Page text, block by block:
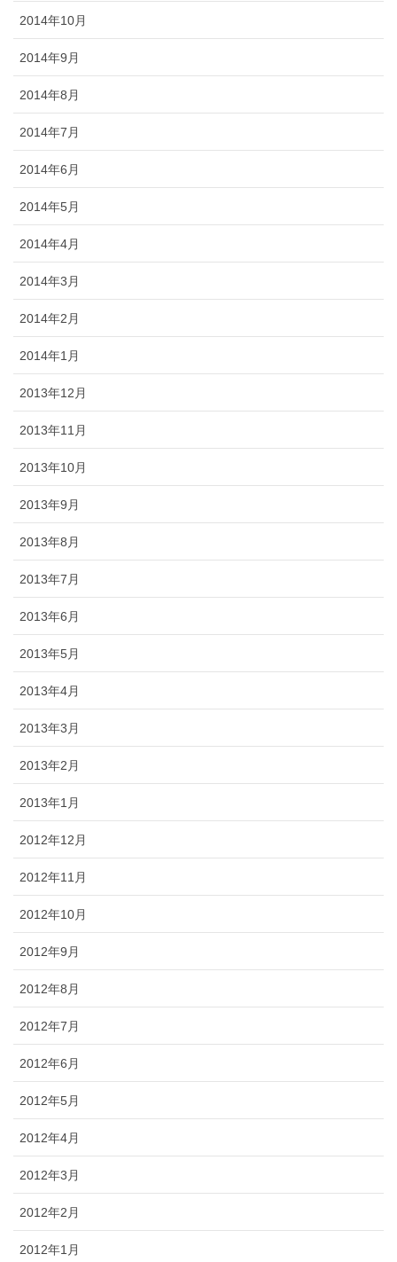
2014年10月
2014年9月
2014年8月
2014年7月
2014年6月
2014年5月
2014年4月
2014年3月
2014年2月
2014年1月
2013年12月
2013年11月
2013年10月
2013年9月
2013年8月
2013年7月
2013年6月
2013年5月
2013年4月
2013年3月
2013年2月
2013年1月
2012年12月
2012年11月
2012年10月
2012年9月
2012年8月
2012年7月
2012年6月
2012年5月
2012年4月
2012年3月
2012年2月
2012年1月